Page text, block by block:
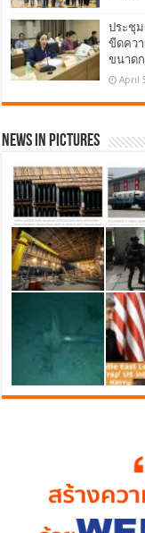
ประชุ
ขีดคว
ขนาดก
April
News in Pictures